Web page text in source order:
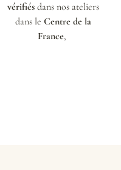
vérifiés dans nos ateliers
dans le Centre de la
France,